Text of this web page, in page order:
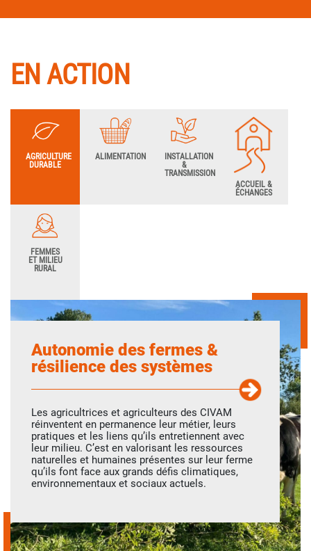
EN ACTION
AGRICULTURE
DURABLE
ALIMENTATION
INSTALLATION
&
TRANSMISSION
ACCUEIL &
ÉCHANGES
FEMMES
ET MILIEU
RURAL
Autonomie des fermes &
résilience des systèmes
Les agricultrices et agriculteurs des CIVAM
réinventent en permanence leur métier, leurs
pratiques et les liens qu’ils entretiennent avec
leur milieu. C’est en valorisant les ressources
naturelles et humaines présentes sur leur ferme
qu’ils font face aux grands défis climatiques,
environnementaux et sociaux actuels.